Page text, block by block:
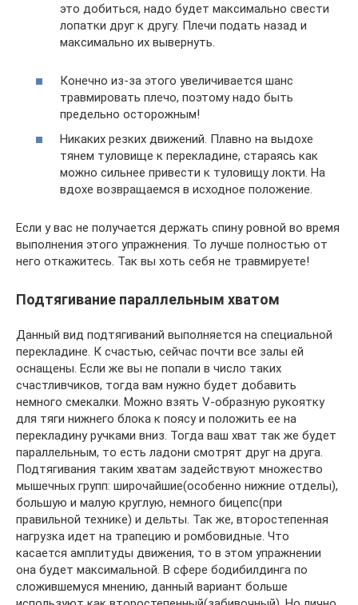
это добиться, надо будет максимально свести
лопатки друг к другу. Плечи подать назад и
максимально их вывернуть.
Конечно из-за этого увеличивается шанс
травмировать плечо, поэтому надо быть
предельно осторожным!
Никаких резких движений. Плавно на выдохе
тянем туловище к перекладине, стараясь как
можно сильнее привести к туловищу локти. На
вдохе возвращаемся в исходное положение.
Если у вас не получается держать спину ровной во время
выполнения этого упражнения. То лучше полностью от
него откажитесь. Так вы хоть себя не травмируете!
Подтягивание параллельным хватом
Данный вид подтягиваний выполняется на специальной
перекладине. К счастью, сейчас почти все залы ей
оснащены. Если же вы не попали в число таких
счастливчиков, тогда вам нужно будет добавить
немного смекалки. Можно взять V-образную рукоятку
для тяги нижнего блока к поясу и положить ее на
перекладину ручками вниз. Тогда ваш хват так же будет
параллельным, то есть ладони смотрят друг на друга.
Подтягивания таким хватам задействуют множество
мышечных групп: широчайшие(особенно нижние отделы),
большую и малую круглую, немного бицепс(при
правильной технике) и дельты. Так же, второстепенная
нагрузка идет на трапецию и ромбовидные. Что
касается амплитуды движения, то в этом упражнении
она будет максимальной. В сфере бодибилдинга по
сложившемуся мнению, данный вариант больше